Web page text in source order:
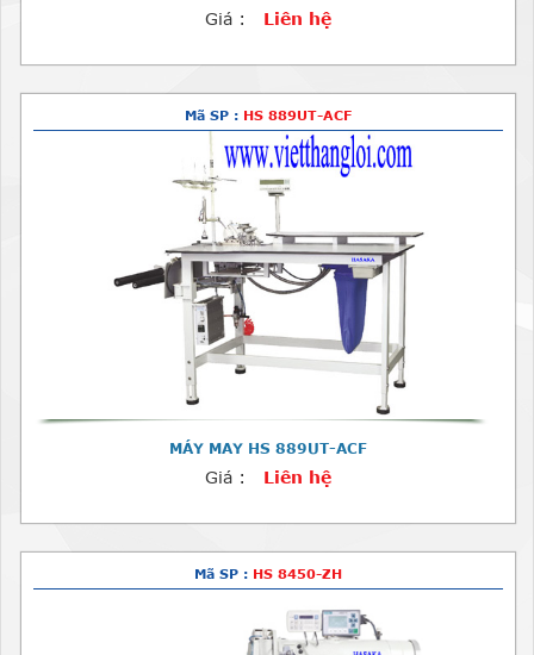
Giá : Liên hệ
Mã SP : HS 889UT-ACF
MÁY MAY HS 889UT-ACF
Giá : Liên hệ
Mã SP : HS 8450-ZH